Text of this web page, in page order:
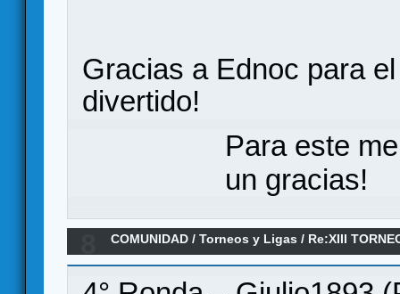
Gracias a Ednoc para
divertido!
Para este
un gracias!
COMUNIDAD /Torneos y Ligas / Re:XIII